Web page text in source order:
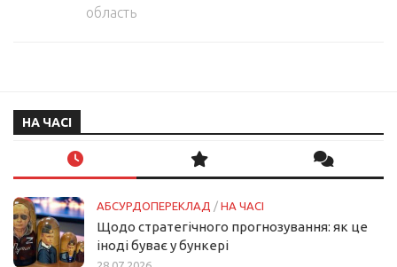
область
НА ЧАСІ
АБСУРДОПЕРЕКЛАД / НА ЧАСІ
Щодо стратегічного прогнозування: як це
іноді буває у бункері